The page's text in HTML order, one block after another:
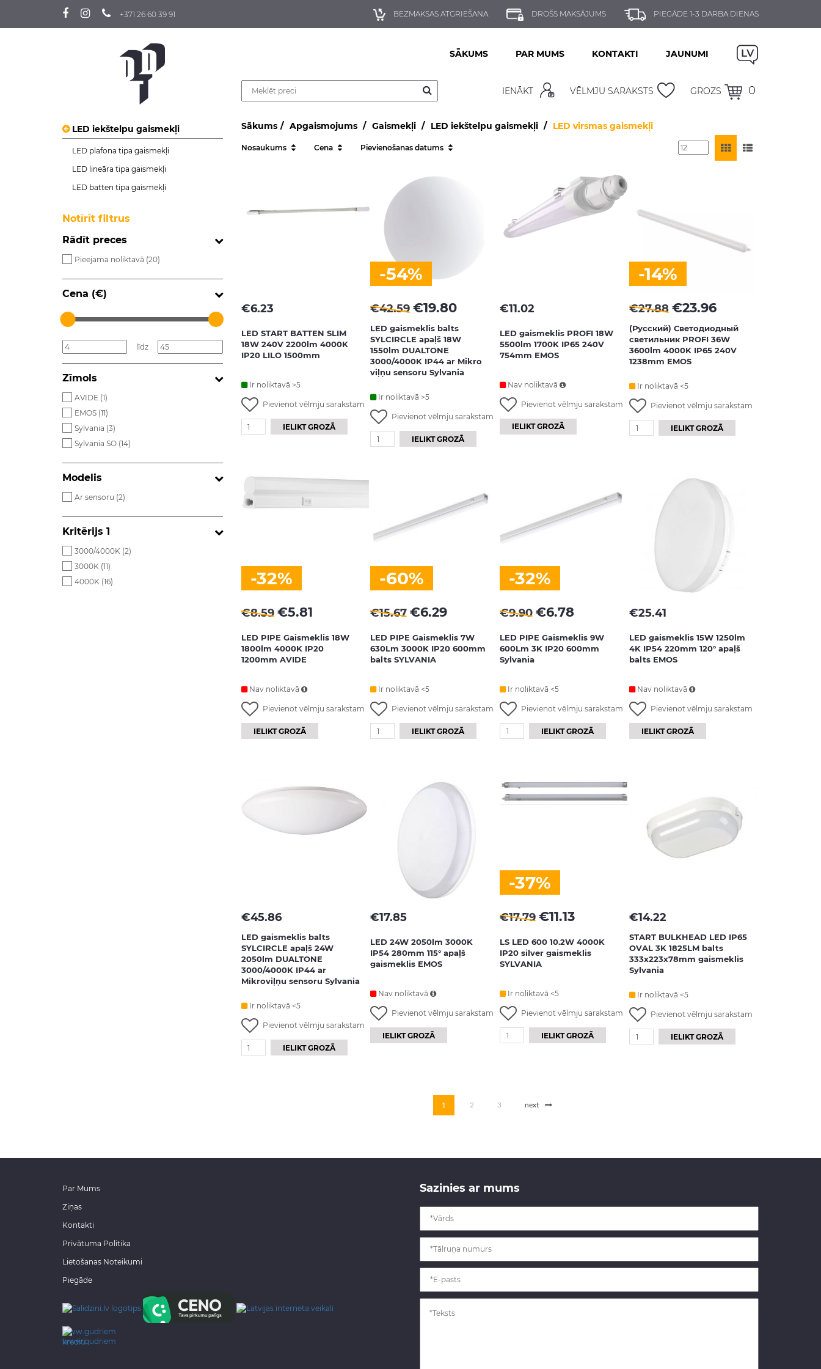
+371 26 60 39 91 BEZMAKSAS ATGRIEŠANA DROŠS MAKSĀJUMS PIEGĀDE 1-3 DARBA DIENAS
SĀKUMS PAR MUMS KONTAKTI JAUNUMI
IENĀKT VĒLMJU SARAKSTS GROZS 0
LED iekštelpu gaismekļi
LED plafona tipa gaismekļi
LED lineāra tipa gaismekļi
LED batten tipa gaismekļi
Notīrīt filtrus
Rādīt preces
Pieejama noliktavā (20)
Cena (€)
līdz
Zīmols
AVIDE (1)
EMOS (11)
Sylvania (3)
Sylvania SO (14)
Modelis
Ar sensoru (2)
Kritērijs 1
3000/4000K (2)
3000K (11)
4000K (16)
Sākums Apgaismojums Gaismekļi LED iekštelpu gaismekļi LED virsmas gaismekļi
Nosaukums Cena Pievienošanas datums
€6.23
LED START BATTEN SLIM
18W 240V 2200lm 4000K
IP20 LILO 1500mm
Ir noliktavā >5
Pievienot vēlmju sarakstam
IELIKT GROZĀ
-54%
€42.59 €19.80
LED gaismeklis balts
SYLCIRCLE apaļš 18W
1550lm DUALTONE
3000/4000K IP44 ar Mikro
viļņu sensoru Sylvania
Ir noliktavā >5
Pievienot vēlmju sarakstam
IELIKT GROZĀ
€11.02
LED gaismeklis PROFI 18W
5500lm 1700K IP65 240V
754mm EMOS
Nav noliktavā
Pievienot vēlmju sarakstam
IELIKT GROZĀ
-14%
€27.88 €23.96
(Русский) Светодиодный
светильник PROFI 36W
3600lm 4000K IP65 240V
1238mm EMOS
Ir noliktavā <5
Pievienot vēlmju sarakstam
IELIKT GROZĀ
-32%
€8.59 €5.81
LED PIPE Gaismeklis 18W
1800lm 4000K IP20
1200mm AVIDE
Nav noliktavā
Pievienot vēlmju sarakstam
IELIKT GROZĀ
-60%
€15.67 €6.29
LED PIPE Gaismeklis 7W
630Lm 3000K IP20 600mm
balts SYLVANIA
Ir noliktavā <5
Pievienot vēlmju sarakstam
IELIKT GROZĀ
-32%
€9.90 €6.78
LED PIPE Gaismeklis 9W
600Lm 3K IP20 600mm
Sylvania
Ir noliktavā <5
Pievienot vēlmju sarakstam
IELIKT GROZĀ
€25.41
LED gaismeklis 15W 1250lm
4K IP54 220mm 120° apaļš
balts EMOS
Nav noliktavā
Pievienot vēlmju sarakstam
IELIKT GROZĀ
€45.86
LED gaismeklis balts
SYLCIRCLE apaļš 24W
2050lm DUALTONE
3000/4000K IP44 ar
Mikroviļņu sensoru Sylvania
Ir noliktavā <5
Pievienot vēlmju sarakstam
IELIKT GROZĀ
€17.85
LED 24W 2050lm 3000K
IP54 280mm 115° apaļš
gaismeklis EMOS
Nav noliktavā
Pievienot vēlmju sarakstam
IELIKT GROZĀ
-37%
€17.79 €11.13
LS LED 600 10.2W 4000K
IP20 silver gaismeklis
SYLVANIA
Ir noliktavā <5
Pievienot vēlmju sarakstam
IELIKT GROZĀ
€14.22
START BULKHEAD LED IP65
OVAL 3K 1825LM balts
333x223x78mm gaismeklis
Sylvania
Ir noliktavā <5
Pievienot vēlmju sarakstam
IELIKT GROZĀ
1 2 3 next
Par Mums
Ziņas
Kontakti
Privātuma Politika
Lietošanas Noteikumi
Piegāde
www.gudriem.lv/atrie-
krediti
Sazinies ar mums